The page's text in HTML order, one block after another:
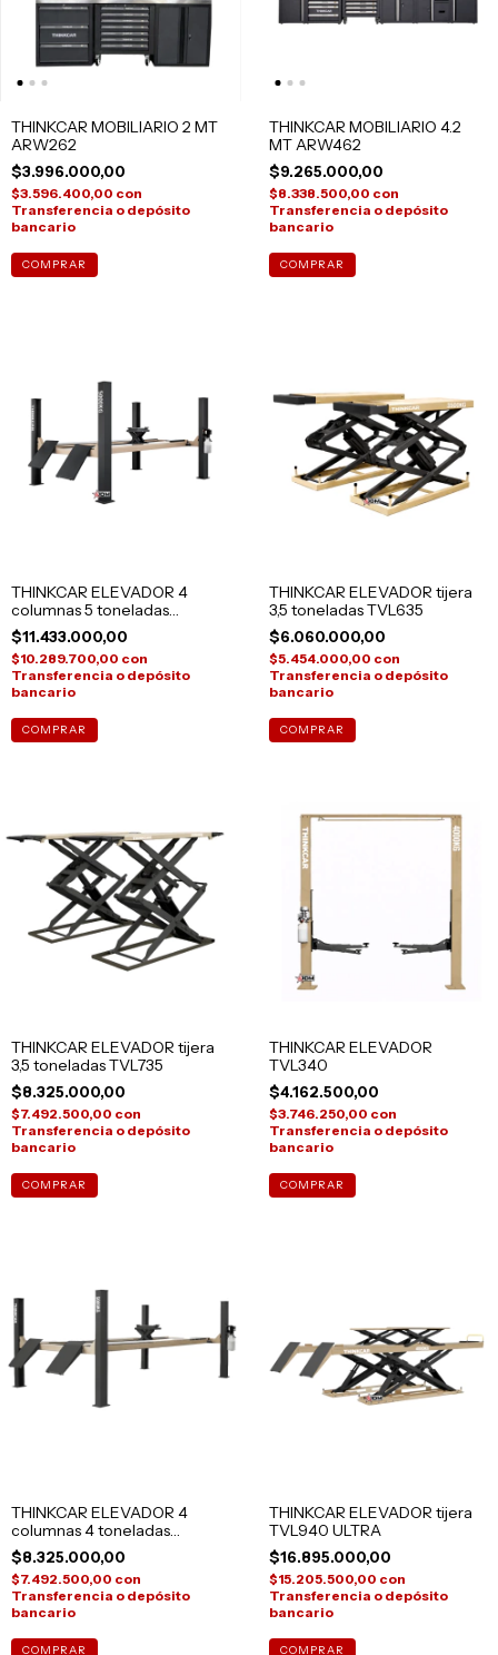
THINKCAR MOBILIARIO 2 MT
ARW262
$3.996.000,00
$3.596.400,00 con
Transferencia o depósito
bancario
THINKCAR MOBILIARIO 4.2
MT ARW462
$9.265.000,00
$8.338.500,00 con
Transferencia o depósito
bancario
THINKCAR ELEVADOR 4
columnas 5 toneladas
TVL450
$11.433.000,00
$10.289.700,00 con
Transferencia o depósito
bancario
COMPRAR
THINKCAR ELEVADOR tijera
3,5 toneladas TVL635
$6.060.000,00
$5.454.000,00 con
Transferencia o depósito
bancario
COMPRAR
THINKCAR ELEVADOR tijera
3,5 toneladas TVL735
$8.325.000,00
$7.492.500,00 con
Transferencia o depósito
bancario
THINKCAR ELEVADOR
TVL340
$4.162.500,00
$3.746.250,00 con
Transferencia o depósito
bancario
COMPRAR
THINKCAR ELEVADOR 4
columnas 4 toneladas
TVL440
$8.325.000,00
$7.492.500,00 con
Transferencia o depósito
bancario
COMPRAR
THINKCAR ELEVADOR tijera
TVL940 ULTRA
$16.895.000,00
$15.205.500,00 con
Transferencia o depósito
bancario
COMPRAR